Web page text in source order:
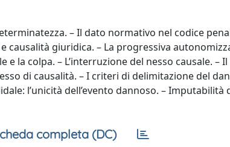
– Il dato normativo nel codice
causalità giuridica. – La progressiva
e la colpa. – L’interruzione del nesso causale. –
di causalità. – I criteri di delimitazione del
l’unicità dell’evento dannoso. – Imputabilità
completa (DC)